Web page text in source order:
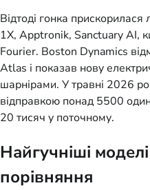
Відтоді гонка
1X, Apptronik, Sanctuary AI,
Fourier. Boston Dynamics
Atlas і показав нову
шарнірами. У травні 2026
відправкою понад 5500
20 тисяч у поточному.
Найгучніші
порівняння